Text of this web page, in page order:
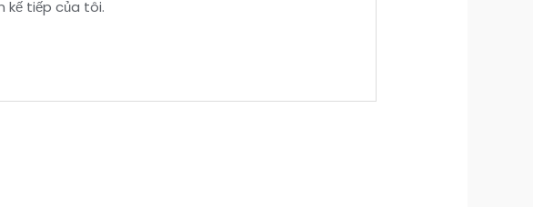
kế tiếp của tôi.